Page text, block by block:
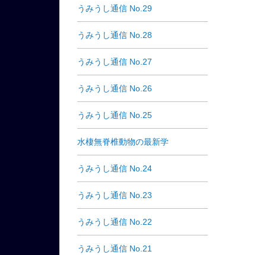
うみうし通信 No.29
うみうし通信 No.28
うみうし通信 No.27
うみうし通信 No.26
うみうし通信 No.25
水棲無脊椎動物の最新学
うみうし通信 No.24
うみうし通信 No.23
うみうし通信 No.22
うみうし通信 No.21